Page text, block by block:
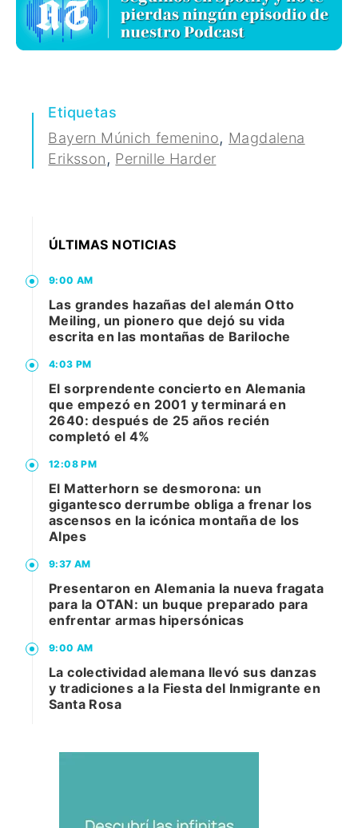
Etiquetas
Bayern Múnich femenino, Magdalena
Eriksson, Pernille Harder
ÚLTIMAS NOTICIAS
9:00 AM
Las grandes hazañas del alemán Otto
Meiling, un pionero que dejó su vida
escrita en las montañas de Bariloche
4:03 PM
El sorprendente concierto en Alemania
que empezó en 2001 y terminará en
2640: después de 25 años recién
completó el 4%
12:08 PM
El Matterhorn se desmorona: un
gigantesco derrumbe obliga a frenar los
ascensos en la icónica montaña de los
Alpes
9:37 AM
Presentaron en Alemania la nueva fragata
para la OTAN: un buque preparado para
enfrentar armas hipersónicas
9:00 AM
La colectividad alemana llevó sus danzas
y tradiciones a la Fiesta del Inmigrante en
Santa Rosa